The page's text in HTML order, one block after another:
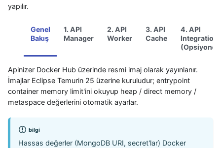
yapılır.
Genel
Bakış
1. API
Manager
2. API
Worker
3. API
Cache
4. API
Integration
(Opsiyonel)
Apinizer Docker Hub üzerinde resmi imaj olarak yayınlanır.
İmajlar Eclipse Temurin 25 üzerine kuruludur; entrypoint
container memory limit'ini okuyup heap / direct memory /
metaspace değerlerini otomatik ayarlar.
bilgi
Hassas değerler (MongoDB URI, secret'lar) Docker